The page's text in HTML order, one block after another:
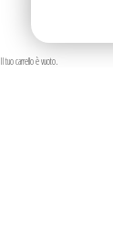
Il tuo carrello è vuoto.